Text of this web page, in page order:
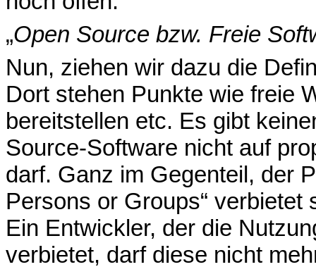
„Open Source bzw. Freie
Nun, ziehen wir dazu die
Dort stehen Punkte wie freie
bereitstellen etc. Es gibt
Source-Software nicht auf
darf. Ganz im Gegenteil, der
Persons or Groups“
Ein Entwickler, der die
verbietet, darf diese nicht